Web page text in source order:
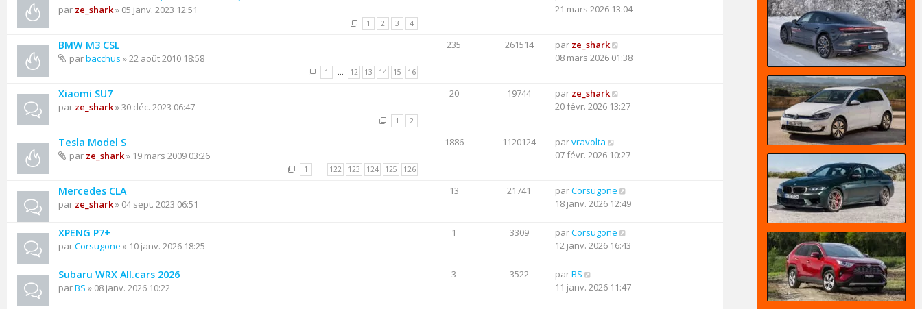
par ze_shark» 05 janv. 2023 12:51
1 2 3 4
21 mars 2026 13:04
BMW M3 CSL
parbacchus » 22 août 2010 18:58
1 … 12 13 14 15 16
235 261514 par ze_shark
08 mars 2026 01:38
Xiaomi SU7
par ze_shark» 30 déc. 2023 06:47
1 2
20 19744 par ze_shark
20 févr. 2026 13:27
Tesla Model S
par ze_shark» 19 mars 2009 03:26
1 … 122 123 124 125 126
1886 1120124 parvravolta
07 févr. 2026 10:27
Mercedes CLA
par ze_shark» 04 sept. 2023 06:51
13 21741 parCorsugone
18 janv. 2026 12:49
XPENG P7+
parCorsugone » 10 janv. 2026 18:25
1 3309 parCorsugone
12 janv. 2026 16:43
Subaru WRX All.cars 2026
parBS » 08 janv. 2026 10:22
3 3522 parBS
11 janv. 2026 11:47